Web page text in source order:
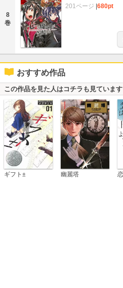
8
巻
201ページ |680pt
おすすめ作品
この作品を見た人はコチラも見ています
ギフト± 幽麗塔